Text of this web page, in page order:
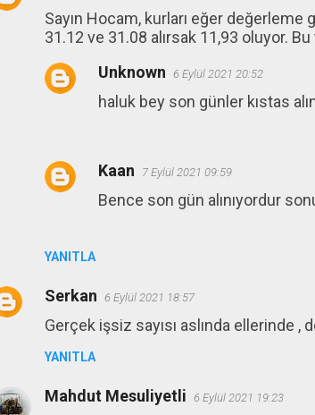
Sayın Hocam, kurları eğer
31.12 ve 31.08 alırsak 11,93 oluyor.
YANITLA
Unknown 6 Eylül 2021 20:52
haluk bey son günler kıstas
Kaan 7 Eylül 2021 09:59
Bence son gün alınıyordur
Serkan 6 Eylül 2021 18:57
Gerçek işsiz sayısı aslında ellerinde ,
YANITLA
Mahdut Mesuliyetli 6 Eylül 2021 19:23